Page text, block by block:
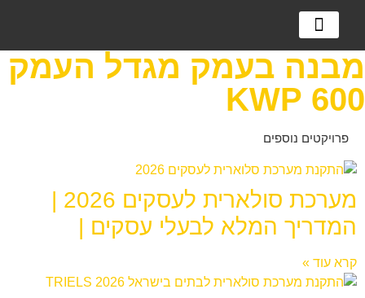
מבנה בעמק מגדל העמק
600 KWP
פרויקטים נוספים
מערכת סולארית לעסקים 2026 |
המדריך המלא לבעלי עסקים |
קרא עוד »